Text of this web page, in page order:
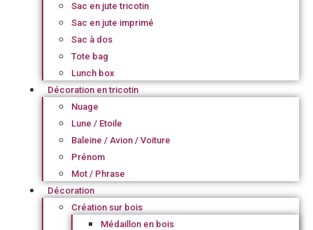
Sac en jute tricotin
Sac en jute imprimé
Sac à dos
Tote bag
Lunch box
Décoration en tricotin
Nuage
Lune / Etoile
Baleine / Avion / Voiture
Prénom
Mot / Phrase
Décoration
Création sur bois
Médaillon en bois